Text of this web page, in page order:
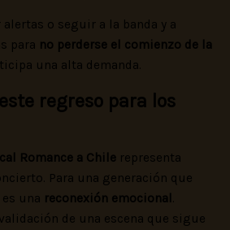
o seguir a la banda y a
para no perderse el comienzo de la
una alta demanda.
regreso para los
Romance a Chile representa
Para una generación que
una reconexión emocional .
de una escena que sigue